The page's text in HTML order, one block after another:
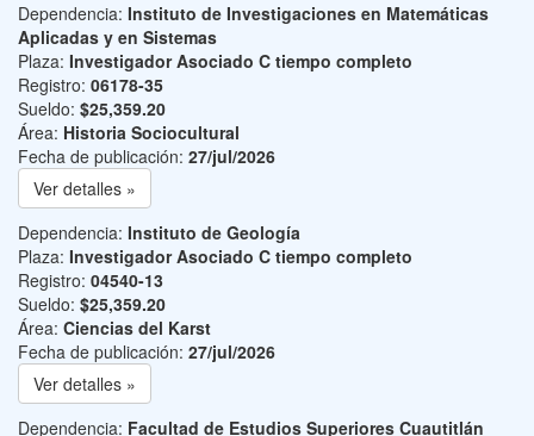
Dependencia: Instituto de Investigaciones en Matemáticas
Aplicadas y en Sistemas
Plaza: Investigador Asociado C tiempo completo
Registro: 06178-35
Sueldo: $25,359.20
Área: Historia Sociocultural
Fecha de publicación: 27/jul/2026
Ver detalles »
Dependencia: Instituto de Geología
Plaza: Investigador Asociado C tiempo completo
Registro: 04540-13
Sueldo: $25,359.20
Área: Ciencias del Karst
Fecha de publicación: 27/jul/2026
Ver detalles »
Dependencia: Facultad de Estudios Superiores Cuautitlán